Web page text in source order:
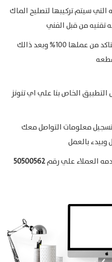
سيتم تركيبها لتصليح الماك
تقنيه من قبل الفني
يتم تركيبها وتجربتها مره اخري للتاكد من عملها 100% وبعد ذالك
الخاص بنا علي اي تنونز
معلومات التواصل معك
بالعمل
العملاء علي رقم50500562